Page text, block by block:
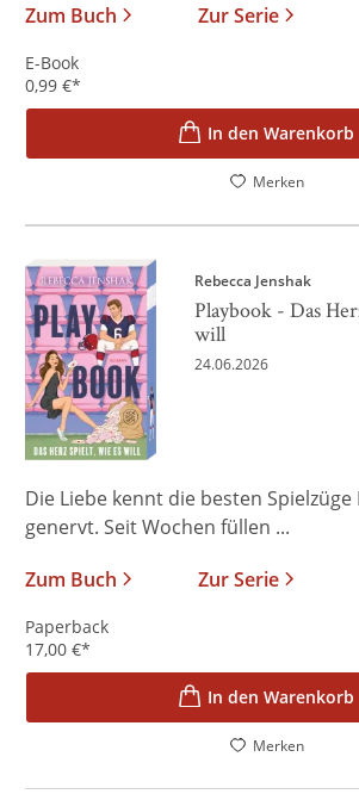
Zum Buch
Zur Serie
E-Book
0,99 €*
In den Warenkorb
Merken
Rebecca Jenshak
Playbook - Das
will
24.06.2026
Die Liebe kennt die besten
genervt. Seit Wochen füllen ...
Zum Buch
Zur Serie
Paperback
17,00 €*
In den Warenkorb
Merken